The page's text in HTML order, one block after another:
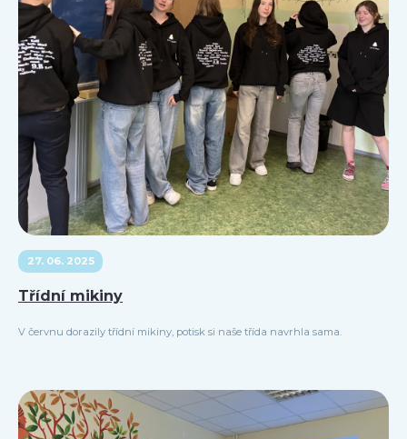
27. 06. 2025
Třídní mikiny
V červnu dorazily třídní mikiny, potisk si naše třída navrhla sama.